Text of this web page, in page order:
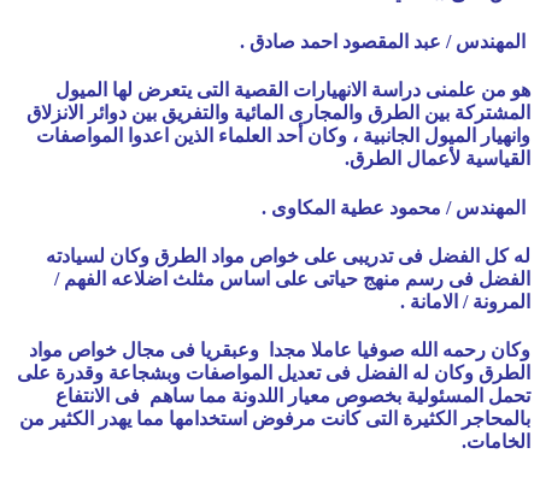
المهندس / عبد المقصود احمد صادق .
هو من علمنى دراسة الانهيارات القصية التى يتعرض لها الميول
المشتركة بين الطرق والمجارى المائية والتفريق بين دوائر الانزلاق
وانهيار الميول الجانبية ، وكان أحد العلماء الذين اعدوا المواصفات
القياسية لأعمال الطرق.
المهندس / محمود عطية المكاوى .
له كل الفضل فى تدريبى على خواص مواد الطرق وكان لسيادته
الفضل فى رسم منهج حياتى على اساس مثلث اضلاعه الفهم /
المرونة / الامانة .
وكان رحمه الله صوفيا عاملا مجدا وعبقريا فى مجال خواص مواد
الطرق وكان له الفضل فى تعديل المواصفات وبشجاعة وقدرة على
تحمل المسئولية بخصوص معيار اللدونة مما ساهم فى الانتفاع
بالمحاجر الكثيرة التى كانت مرفوض استخدامها مما يهدر الكثير من
الخامات.